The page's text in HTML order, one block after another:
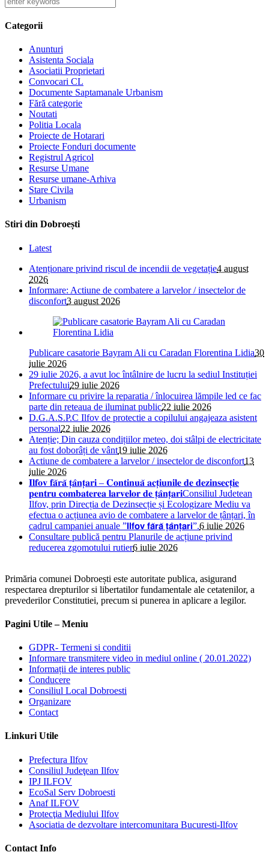
Categorii
Anunturi
Asistenta Sociala
Asociatii Proprietari
Convocari CL
Documente Saptamanale Urbanism
Fără categorie
Noutati
Politia Locala
Proiecte de Hotarari
Proiecte Fonduri documente
Registrul Agricol
Resurse Umane
Resurse umane-Arhiva
Stare Civila
Urbanism
Stiri din Dobroești
Latest
Atenționare privind riscul de incendii de vegetație4 august
2026
Informare: Actiune de combatere a larvelor / insectelor de
disconfort3 august 2026
Publicare casatorie Bayram Ali cu Caradan Florentina Lidia30
iulie 2026
29 iulie 2026, a avut loc întâlnire de lucru la sediul Instituției
Prefectului29 iulie 2026
Informare cu privire la reparatia / înlocuirea lămpile led ce fac
parte din reteaua de iluminat public22 iulie 2026
D.G.A.S.P.C Ilfov de protectie a copilului angajeaza asistent
personal22 iulie 2026
Atenție; Din cauza condițiilor meteo, doi stâlpi de electricitate
au fost doborâți de vânt19 iulie 2026
Actiune de combatere a larvelor / insectelor de disconfort13
iulie 2026
𝐈𝐥𝐟𝐨𝐯 𝐟𝐚̆𝐫𝐚̆ 𝐭̦𝐚̂𝐧𝐭̦𝐚𝐫𝐢 – 𝐂𝐨𝐧𝐭𝐢𝐧𝐮𝐚̆ 𝐚𝐜𝐭̦𝐢𝐮𝐧𝐢𝐥𝐞 𝐝𝐞 𝐝𝐞𝐳𝐢𝐧𝐬𝐞𝐜𝐭̦𝐢𝐞
𝐩𝐞𝐧𝐭𝐫𝐮 𝐜𝐨𝐦𝐛𝐚𝐭𝐞𝐫𝐞𝐚 𝐥𝐚𝐫𝐯𝐞𝐥𝐨𝐫 𝐝𝐞 𝐭̦𝐚̂𝐧𝐭̦𝐚𝐫𝐢Consiliul Judetean
Ilfov, prin Direcția de Dezinsecție și Ecologizare Mediu va
efectua o acțiunea avio de combatere a larvelor de țânțari, în
cadrul campaniei anuale ”𝗜𝗹𝗳𝗼𝘃 𝗳𝗮̆𝗿𝗮̆ 𝘁̦𝗮̂𝗻𝘁̦𝗮𝗿𝗶”.6 iulie 2026
Consultare publică pentru Planurile de acțiune privind
reducerea zgomotului rutier6 iulie 2026
Primăria comunei Dobroești este autoritate publica, asigurand
respectarea drepturilor si libertatilor fundamentale ale cetatenilor, a
prevederilor Constitutiei, precum si punerea in aplicare a legilor.
Pagini Utile – Meniu
GDPR- Termeni si conditii
Informare transmitere video in mediul online ( 20.01.2022)
Informații de interes public
Conducere
Consiliul Local Dobroesti
Organizare
Contact
Linkuri Utile
Prefectura Ilfov
Consiliul Judeţean Ilfov
IPJ ILFOV
EcoSal Serv Dobroesti
Anaf ILFOV
Protecţia Mediului Ilfov
Asociatia de dezvoltare intercomunitara Bucuresti-Ilfov
Contact Info